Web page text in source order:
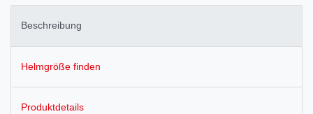
Beschreibung
Helmgröße finden
Produktdetails